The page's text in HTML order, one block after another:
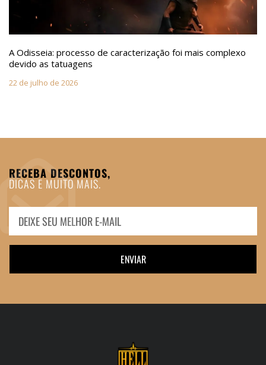
A Odisseia: processo de caracterização foi mais complexo
devido as tatuagens
22 de julho de 2026
RECEBA DESCONTOS,
DICAS E MUITO MAIS.
ENVIAR